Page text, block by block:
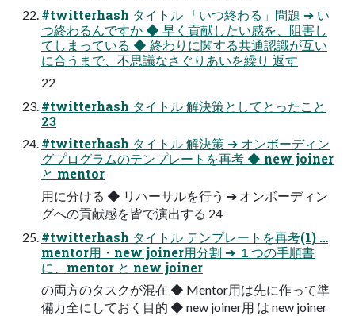
#twitterhash タイトル 「いつ終わる」問題 ➔ い
つ終わるんですか ◆ 早く貢献したい感を、阻害し
てしまっている ◆ 終わりに関する共通認識が互い
に合うまで、不思議なさぐりあいを繰り 返す
22
#twitterhash タイトル 解決策としてとったこと
23
#twitterhash タイトル 解決策 ➔ オンボーディン
グプログラムのテンプレートを再考 ◆ new joiner
と mentor
用に分ける ◆ リハーサルを行う ➔ オンボーディン
グへの貢献感を皆で演出する 24
#twitterhash タイトル テンプレートを再考(1) …
mentor用・new joiner用分割 ➔ １つの手順書
に、mentor と new joiner
の両方のタスクが混在 ◆ Mentor用は先に作って準
備万全にしておく目的 ◆ new joiner用 は new joiner